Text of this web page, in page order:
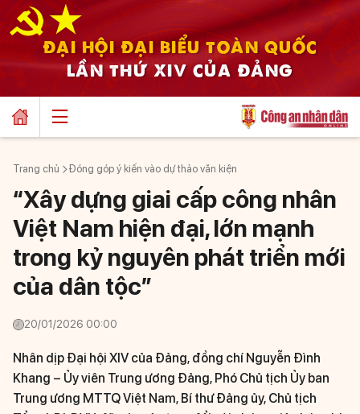
ĐẠI HỘI ĐẠI BIỂU TOÀN QUỐC
LẦN THỨ XIV CỦA ĐẢNG
Trang chủ Đóng góp ý kiến vào dự thảo văn kiện
“Xây dựng giai cấp công nhân
Việt Nam hiện đại, lớn mạnh
trong kỷ nguyên phát triển mới
của dân tộc”
20/01/2026 00:00
Nhân dịp Đại hội XIV của Đảng, đồng chí Nguyễn Đình
Khang – Ủy viên Trung ương Đảng, Phó Chủ tịch Ủy ban
Trung ương MTTQ Việt Nam, Bí thư Đảng ủy, Chủ tịch